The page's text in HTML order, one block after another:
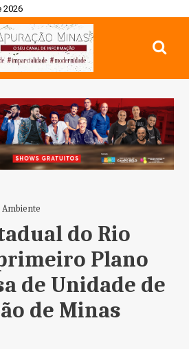
2026
do Rio
Plano
de Unidade de
de Minas